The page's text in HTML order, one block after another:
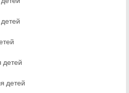
детей
детей